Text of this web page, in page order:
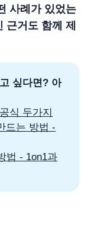
사례가 있었는
근거도 함께 제
싶다면? 아
식 두가지
드는 방법 -
법 - 1on1과